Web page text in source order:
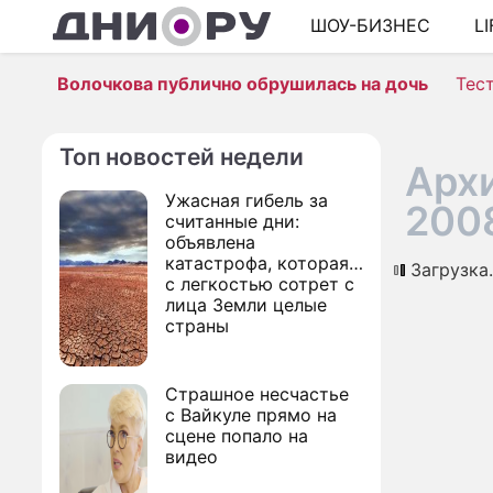
ШОУ-БИЗНЕС
Волочкова публично обрушилась на дочь
Топ новостей недели
Ужасная гибель за
считанные дни:
объявлена
катастрофа, которая
с легкостью сотрет с
лица Земли целые
страны
Страшное несчастье
с Вайкуле прямо на
сцене попало на
видео